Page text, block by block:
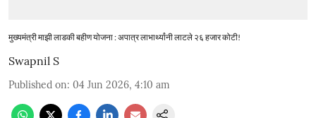
मुख्यमंत्री माझी लाडकी बहीण योजना : अपात्र लाभार्थ्यांनी लाटले २६ हजार कोटी!
Swapnil S
Published on: 04 Jun 2026, 4:10 am